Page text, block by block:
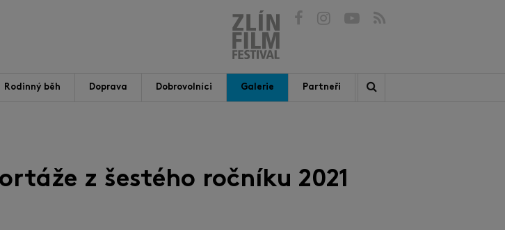
Rodinný běh Doprava Dobrovolníci Galerie Partneři
z šestého ročníku 2021